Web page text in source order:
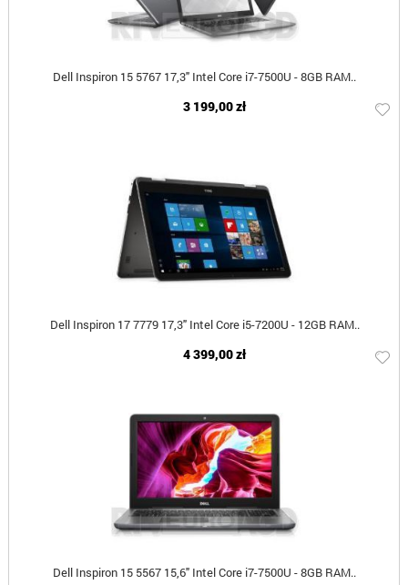
Dell Inspiron 15 5767 17,3" Intel Core i7-7500U - 8GB RAM..
3 199,00 zł
Dell Inspiron 17 7779 17,3" Intel Core i5-7200U - 12GB RAM..
4 399,00 zł
Dell Inspiron 15 5567 15,6" Intel Core i7-7500U - 8GB RAM..